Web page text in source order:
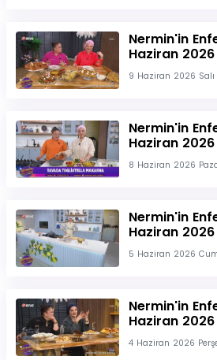
Nermin'in
Haziran 2026
9 Haziran 2026 Salı
Nermin'in
Haziran 2026
8 Haziran 2026
Nermin'in
Haziran 2026
5 Haziran 2026
Nermin'in
Haziran 2026
4 Haziran 2026